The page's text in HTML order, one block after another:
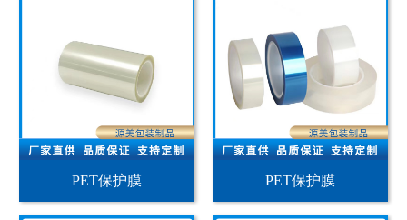
PET保护膜 PET保护膜